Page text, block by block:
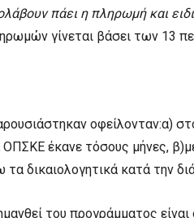
πάει η πληρωμή και
γίνεται βάσει των 13
οφείλονταν:α)
έκανε τόσους μήνες,
δικαιολογητικά κατά την
του προγράμματος είναι